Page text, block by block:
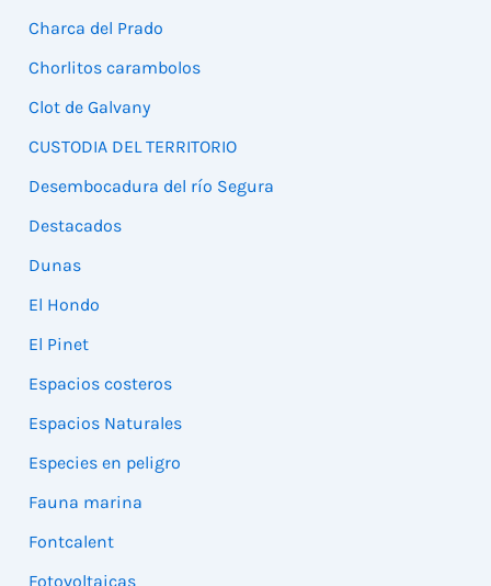
Charca del Prado
Chorlitos carambolos
Clot de Galvany
CUSTODIA DEL TERRITORIO
Desembocadura del río Segura
Destacados
Dunas
El Hondo
El Pinet
Espacios costeros
Espacios Naturales
Especies en peligro
Fauna marina
Fontcalent
Fotovoltaicas